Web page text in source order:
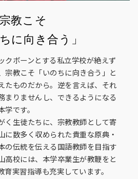
宗教こそ
に向き合う」
クボーンとする私立学校が絶えず
宗教こそ「いのちに向き合う」と
たものだから。逆を言えば、それ
まりませんし、できるようになる
です。
く生徒たちに、宗教教師として寄
に数多く収められた貴重な原典・
の伝統を伝える国語教師を目指す
高校には、本学卒業生が教鞭をと
実習指導も充実しています。